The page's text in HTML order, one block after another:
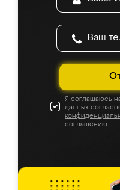
Я соглашаюсь
данных
соглашению